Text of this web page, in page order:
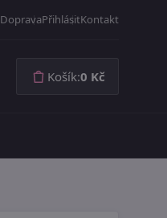
DopravaPřihlásitKontakt
Košík:0 Kč